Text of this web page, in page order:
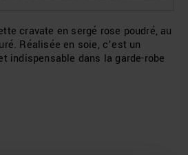
cravate en sergé rose poudré, au
Réalisée en soie, c’est un
indispensable dans la garde-robe